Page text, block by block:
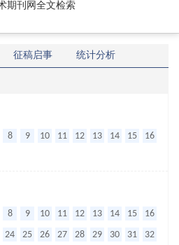
期刊网全文检索
征稿启事 统计分析
8 9 10 11 12 13 14 15
16
8 9 10 11 12 13 14 15
16
24 25 26 27 28 29 30 31
32